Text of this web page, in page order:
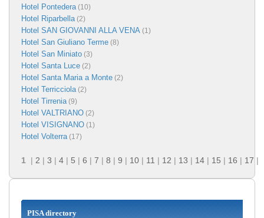
Hotel Pontedera(10)
Hotel Riparbella(2)
Hotel SAN GIOVANNI ALLA VENA (1)
Hotel San Giuliano Terme (8)
Hotel San Miniato (3)
Hotel Santa Luce (2)
Hotel Santa Maria a Monte (2)
Hotel Terricciola(2)
Hotel Tirrenia(9)
Hotel VALTRIANO (2)
Hotel VISIGNANO (1)
Hotel Volterra(17)
1 | 2 | 3 | 4 | 5 | 6 | 7 | 8 | 9 | 10 | 11 | 12 | 13 | 14 | 15 | 16 | 17 |
PISA directory